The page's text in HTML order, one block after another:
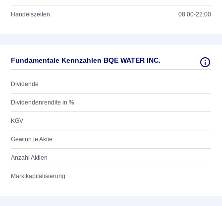
Handelszeiten 08:00-22:00
Fundamentale Kennzahlen BQE WATER INC.
Dividende
Dividendenrendite in %
KGV
Gewinn je Aktie
Anzahl Aktien
Marktkapitalisierung